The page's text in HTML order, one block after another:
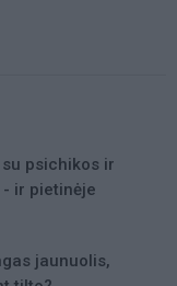
su psichikos ir
ir pietinėje
jaunuolis,